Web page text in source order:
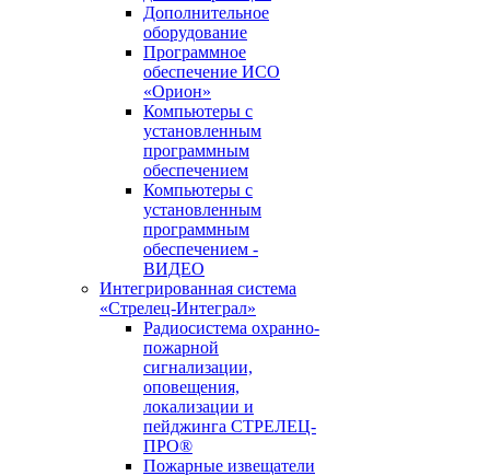
Дополнительное
оборудование
Программное
обеспечение ИСО
«Орион»
Компьютеры с
установленным
программным
обеспечением
Компьютеры с
установленным
программным
обеспечением -
ВИДЕО
Интегрированная система
«Стрелец-Интеграл»
Радиосистема охранно-
пожарной
сигнализации,
оповещения,
локализации и
пейджинга СТРЕЛЕЦ-
ПРО®
Пожарные извещатели